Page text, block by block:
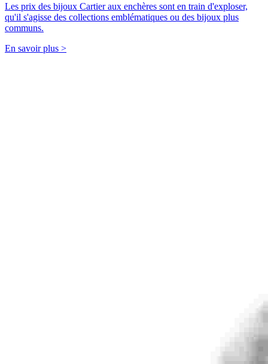
Les prix des bijoux Cartier aux enchères sont en train d'exploser,
qu'il s'agisse des collections emblématiques ou des bijoux plus
communs.
En savoir plus >